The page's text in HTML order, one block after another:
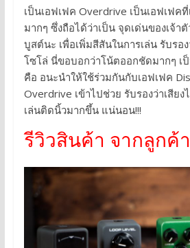
เป็นเอฟเฟค Overdrive เป็นเอฟเฟค
มากๆ ซึ่งถือได้ว่าเป็น จุดเด่นของเจ้าตั
บูสต์นะ เพื่อเพิ่มสีสันในการเล่น รับรอ
โซโล่ นี่ขอบอกว่าโน้ตออกชัดมากๆ เป็
คือ อนะนำให้ใช้ร่วมกันกับเอฟเฟค
Overdrive เข้าไปช่วย รับรองว่าเสีย
เล่นติดนิ้วมากขึ้น แน่นอน!!!
รีวิวสินค้า จากลูกค้